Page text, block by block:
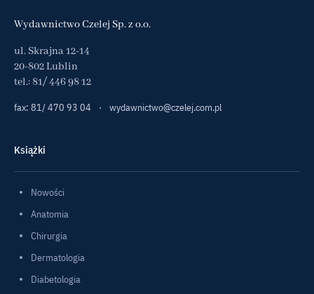
Wydawnictwo Czelej Sp. z o.o.
ul. Skrajna 12-14
20-802 Lublin
tel.: 81/ 446 98 12
fax: 81/ 470 93 04
· wydawnictwo@czelej.com.pl
Książki
Nowości
Anatomia
Chirurgia
Dermatologia
Diabetologia